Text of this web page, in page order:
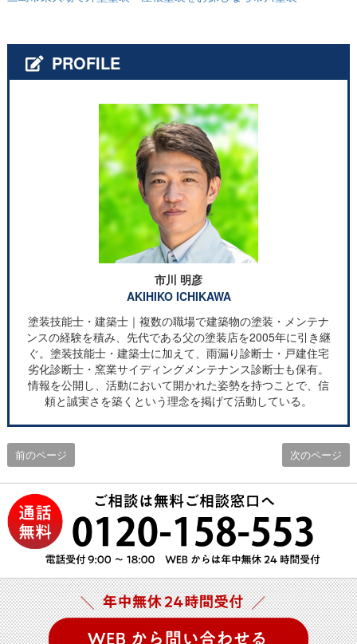
PROFILE
市川 明彦
AKIHIKO ICHIKAWA
塗装技能士・建築士｜複数の職場で建築物の塗装・メンテナ
ンスの経験を積み、先代である父の塗装店を2005年に引き継
ぐ。塗装技能士・建築士に加えて、雨漏り診断士・戸建住宅
劣化診断士・窯業サイディングメンテナンス診断士も保有。
情報を公開し、活動において開かれた姿勢を持つことで、信
頼と誠実さを築くという理念を掲げて活動している。
前のページ 次のページ